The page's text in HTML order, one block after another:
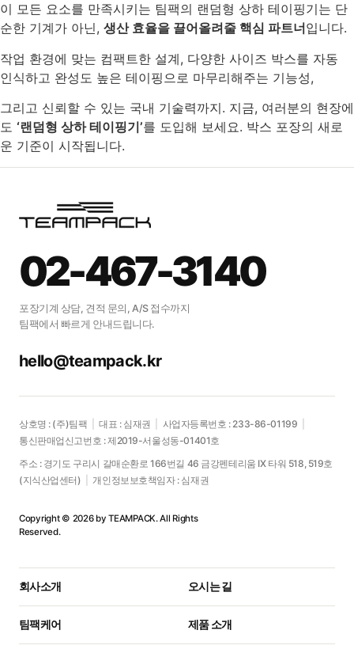
이 모든 요소를 만족시키는 팀팩의 랜덤형 상하 테이핑기는 단
순한 기계가 아닌, 생산 효율을 끌어올려줄 핵심 파트너입니다.
작업 환경에 맞는 컴팩트한 설계, 다양한 사이즈 박스를 자동
인식하고 완성도 높은 테이핑으로 마무리해주는 기능성,
그리고 신뢰할 수 있는 국내 기술력까지. 지금, 여러분의 현장에
도 ‘랜덤형 상하 테이핑기’를 도입해 보세요. 박스 포장의 새로
운 기준이 시작됩니다.
02-467-3140
포장기계 상담, 견적 문의, A/S 접수까지
팀팩에서 빠르게 안내드립니다.
hello@teampack.kr
상호명 : (주)팀팩 대표 : 심재권 사업자등록번호 : 233-86-01199
통신판매업신고번호 : 제2019-서울성동-01401호
주소 : 경기도 구리시 갈매순환로 166번길 46 금강펜테리움 IX 타워 518, 519호
(지식산업센터)
개인정보보호책임자 : 심재권
Copyright © 2026 by TEAMPACK. All Rights
Reserved.
회사소개 오시는 길
팀팩케어 제품 소개